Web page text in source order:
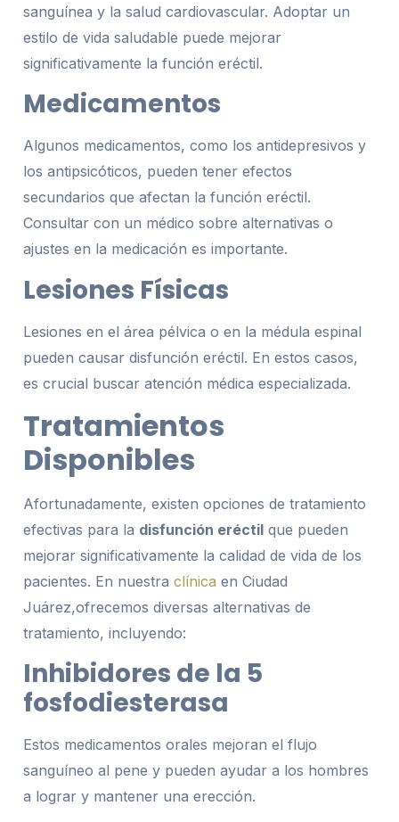
sanguínea y la salud cardiovascular. Adoptar un
estilo de vida saludable puede mejorar
significativamente la función eréctil.
Medicamentos
Algunos medicamentos, como los antidepresivos y
los antipsicóticos, pueden tener efectos
secundarios que afectan la función eréctil.
Consultar con un médico sobre alternativas o
ajustes en la medicación es importante.
Lesiones Físicas
Lesiones en el área pélvica o en la médula espinal
pueden causar disfunción eréctil. En estos casos,
es crucial buscar atención médica especializada.
Tratamientos
Disponibles
Afortunadamente, existen opciones de tratamiento
efectivas para la disfunción eréctil que pueden
mejorar significativamente la calidad de vida de los
pacientes. En nuestra clínica en Ciudad
Juárez,ofrecemos diversas alternativas de
tratamiento, incluyendo:
Inhibidores de la 5
fosfodiesterasa
Estos medicamentos orales mejoran el flujo
sanguíneo al pene y pueden ayudar a los hombres
a lograr y mantener una erección.